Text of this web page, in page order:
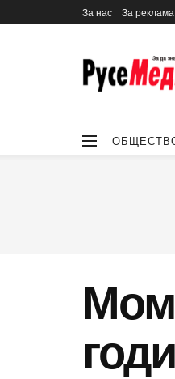
За нас За реклама